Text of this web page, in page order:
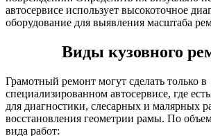
автосервисе использует высокоточное
оборудование для выявления масштаба
Виды кузовного
Грамотный ремонт могут сделать только в
специализированном автосервисе, где
для диагностики, слесарных и малярных
восстановления геометрии рамы. По
вида работ: